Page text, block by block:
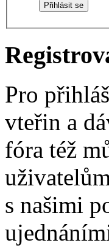
Pro
vteřin a
fóra též
s našimi